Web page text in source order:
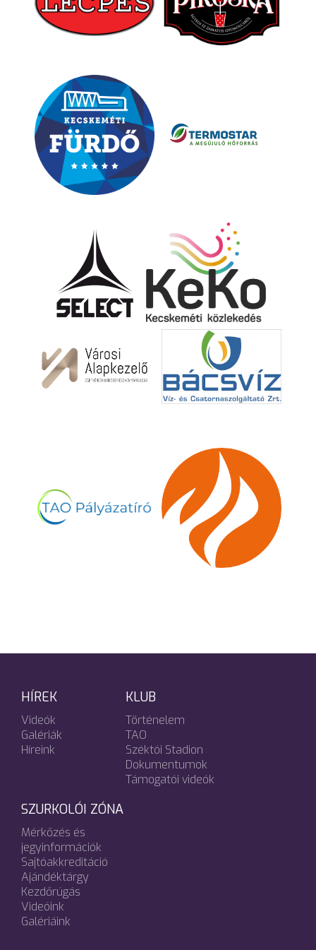
HÍREK
Videók
Galériák
Híreink
KLUB
Történelem
TAO
Széktói Stadion
Dokumentumok
Támogatói videók
SZURKOLÓI ZÓNA
Mérkőzés és
jegyinformációk
Sajtóakkreditáció
Ajándéktárgy
Kezdőrúgás
Videóink
Galériáink